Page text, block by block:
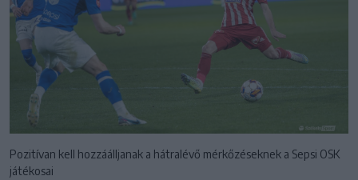
Pozitívan kell hozzáálljanak a hátralévő mérkőzéseknek a Sepsi OSK
játékosai